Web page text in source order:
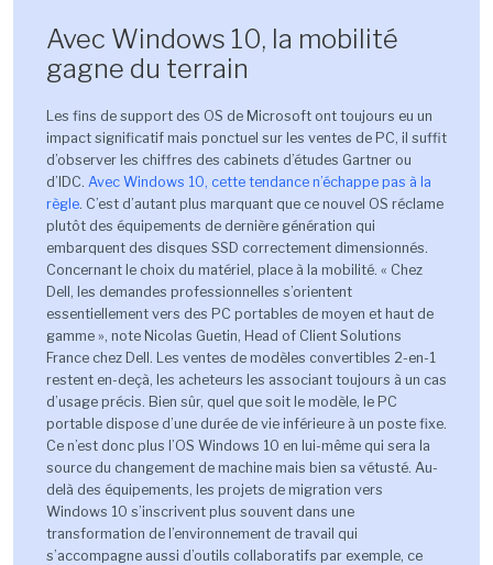
Avec Windows 10, la mobilité
gagne du terrain
Les fins de support des OS de Microsoft ont toujours eu un
impact significatif mais ponctuel sur les ventes de PC, il suffit
d’observer les chiffres des cabinets d’études Gartner ou
d’IDC. Avec Windows 10, cette tendance n’échappe pas à la
règle. C’est d’autant plus marquant que ce nouvel OS réclame
plutôt des équipements de dernière génération qui
embarquent des disques SSD correctement dimensionnés.
Concernant le choix du matériel, place à la mobilité. « Chez
Dell, les demandes professionnelles s’orientent
essentiellement vers des PC portables de moyen et haut de
gamme », note Nicolas Guetin, Head of Client Solutions
France chez Dell. Les ventes de modèles convertibles 2-en-1
restent en-deçà, les acheteurs les associant toujours à un cas
d’usage précis. Bien sûr, quel que soit le modèle, le PC
portable dispose d’une durée de vie inférieure à un poste fixe.
Ce n’est donc plus l’OS Windows 10 en lui-même qui sera la
source du changement de machine mais bien sa vétusté. Au-
delà des équipements, les projets de migration vers
Windows 10 s’inscrivent plus souvent dans une
transformation de l’environnement de travail qui
s’accompagne aussi d’outils collaboratifs par exemple, ce